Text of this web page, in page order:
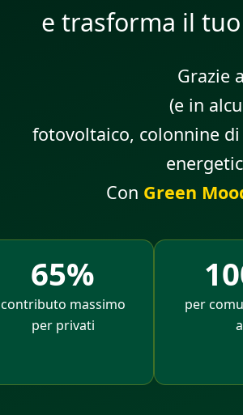
e trasforma il
Grazie
(e in
fotovoltaico, colonnine
Con Green
65%
contributo massimo
per privati
per